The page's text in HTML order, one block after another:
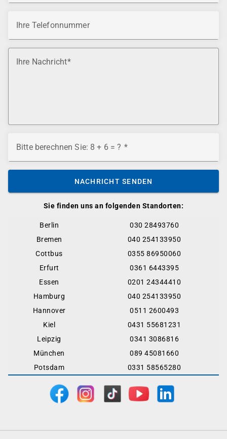
Sie finden uns an folgenden Standorten:
Berlin
030 28493760
Bremen
040 254133950
Cottbus
0355 86950060
Erfurt
0361 6443395
Essen
0201 24344410
Hamburg
040 254133950
Hannover
0511 2600493
Kiel
0431 55681231
Leipzig
0341 3086816
München
089 45081660
Potsdam
0331 58565280
Ihre Telefonnummer
Ihre Nachricht
Bitte berechnen Sie: 8 + 6 = ?
NACHRICHT SENDEN